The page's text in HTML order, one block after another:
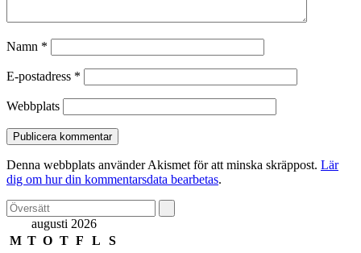
Namn *
E-postadress *
Webbplats
Denna webbplats använder Akismet för att minska skräppost. Lär
dig om hur din kommentarsdata bearbetas.
augusti 2026
M T O T F L
S